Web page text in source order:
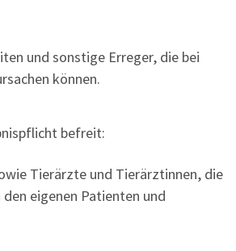
und sonstige Erreger, die bei
können.
befreit:
Tierärzte und Tierärztinnen, die
eigenen Patienten und